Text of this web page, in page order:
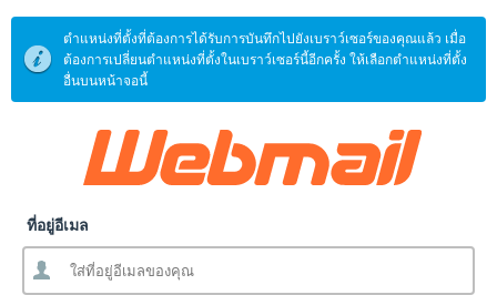
ตำแหน่งที่ตั้งที่ต้องการได้รับการบันทึกไปยังเบราว์เซอร์ของคุณแล้ว เมื่อ
ต้องการเปลี่ยนตำแหน่งที่ตั้งในเบราว์เซอร์นี้อีกครั้ง ให้เลือกตำแหน่งที่ตั้ง
อื่นบนหน้าจอนี้
ที่อยู่อีเมล